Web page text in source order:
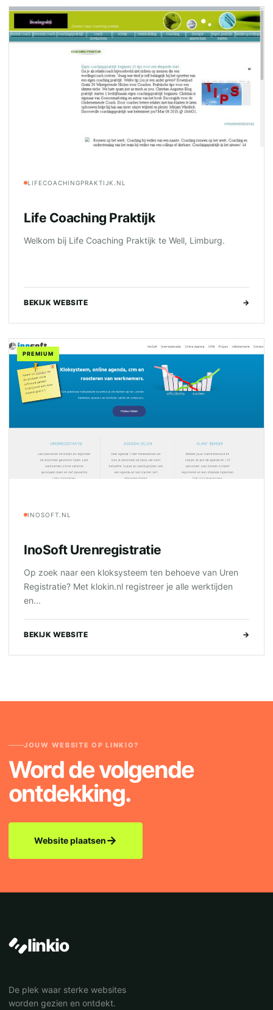
LIFECOACHINGPRAKTIJK.NL
Life Coaching Praktijk
Welkom bij Life Coaching Praktijk te Well, Limburg.
BEKIJK WEBSITE →
PREMIUM
INOSOFT.NL
InoSoft Urenregistratie
Op zoek naar een kloksysteem ten behoeve van Uren
Registratie? Met klokin.nl registreer je alle werktijden
en...
BEKIJK WEBSITE →
JOUW WEBSITE OP LINKIO?
Word de volgende
ontdekking.
Website plaatsen→
linkio
De plek waar sterke websites
worden gezien en ontdekt.